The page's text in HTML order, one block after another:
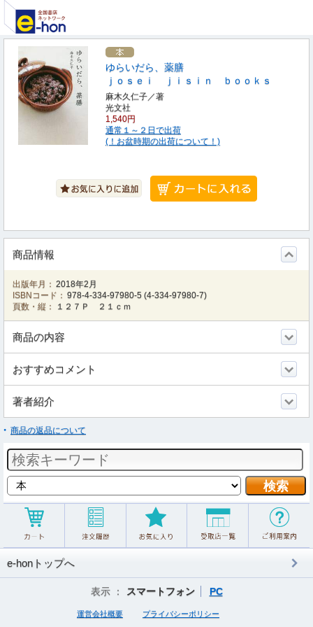
ゆらいだら、薬膳
ｊｏｓｅｉ ｊｉｓｉｎ ｂｏｏｋｓ
麻木久仁子／著
光文社
1,540円
通常１～２日で出荷
(！お盆時期の出荷について！)
商品情報
出版年月： 2018年2月
ISBNコード： 978-4-334-97980-5 (4-334-97980-7)
頁数・縦：
１２７Ｐ ２１ｃｍ
商品の内容
おすすめコメント
著者紹介
商品の返品について
e-honトップへ
表示 ： スマートフォン PC
運営会社概要 プライバシーポリシー